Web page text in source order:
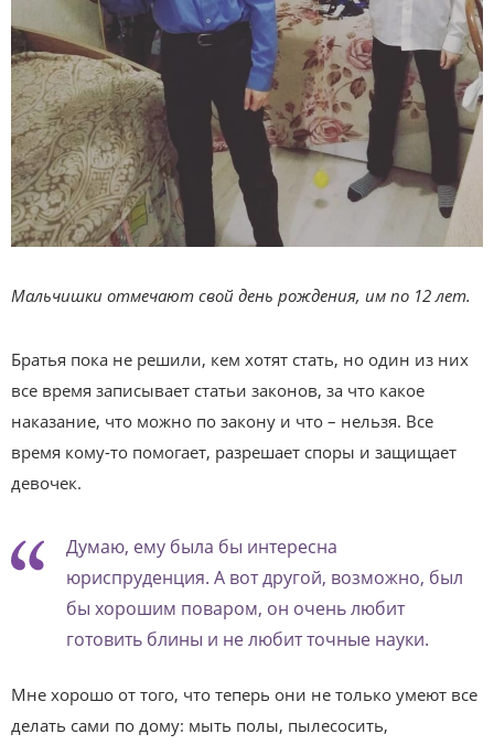
Мальчишки отмечают свой день рождения, им по 12 лет.
Братья пока не решили, кем хотят стать, но один из них
все время записывает статьи законов, за что какое
наказание, что можно по закону и что – нельзя. Все
время кому-то помогает, разрешает споры и защищает
девочек.
Думаю, ему была бы интересна
юриспруденция. А вот другой, возможно, был
бы хорошим поваром, он очень любит
готовить блины и не любит точные науки.
Мне хорошо от того, что теперь они не только умеют все
делать сами по дому: мыть полы, пылесосить,